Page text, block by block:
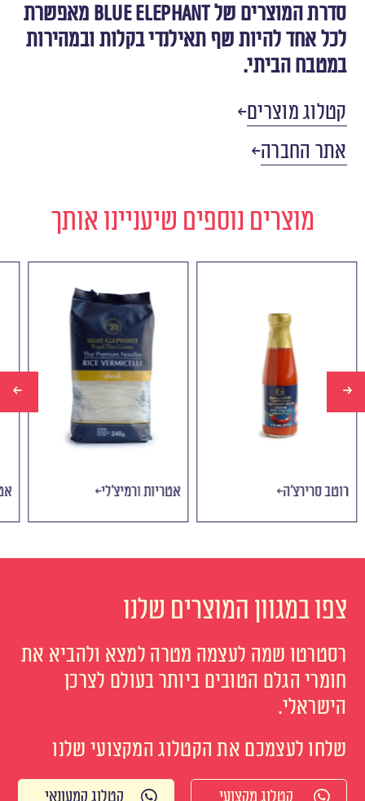
סדרת המוצרים של Blue Elephant מאפשרת
לכל אחד להיות שף תאילנדי בקלות ובמהירות
במטבח הביתי.
קטלוג מוצרים
אתר החברה
מוצרים נוספים שיעניינו אותך
אטריות ורמיצ׳לי רוטב סרירצ׳ה
צפו במגוון המוצרים שלנו
רסטרטו שמה לעצמה מטרה למצא ולהביא את
חומרי הגלם הטובים ביותר בעולם לצרכן
הישראלי.
שלחו לעצמכם את הקטלוג המקצועי שלנו
קטלוג מקצועי קטלוג קמעונאי